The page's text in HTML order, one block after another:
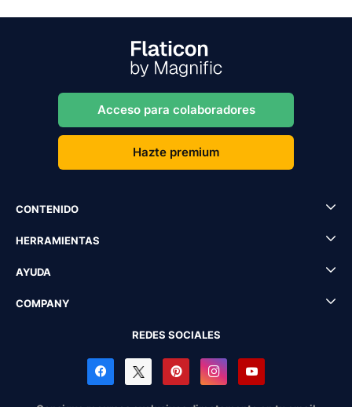
Acceso para colaboradores
Hazte premium
CONTENIDO
HERRAMIENTAS
AYUDA
COMPANY
REDES SOCIALES